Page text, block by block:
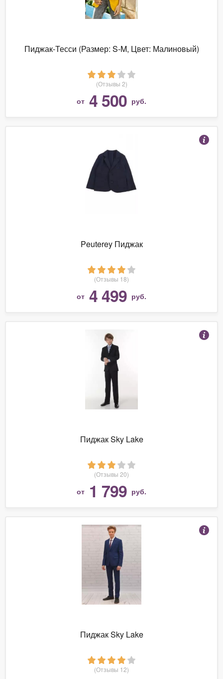
Пиджак-Тесси (Размер: S-M, Цвет: Малиновый)
(Отзывы 2)
от 4 500 руб.
Peuterey Пиджак
(Отзывы 18)
от 4 499 руб.
Пиджак Sky Lake
(Отзывы 20)
от 1 799 руб.
Пиджак Sky Lake
(Отзывы 12)